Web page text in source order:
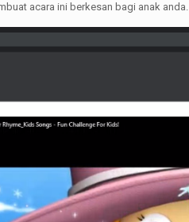
acara ini berkesan bagi anak anda.